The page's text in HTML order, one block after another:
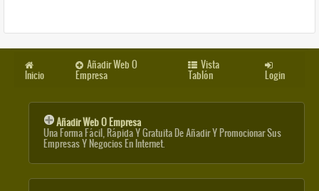
Inicio
Añadir Web O
Empresa
Vista
Tablón Login
Añadir Web O Empresa
Una Forma Fácil, Rápida Y Gratuita De Añadir Y Promocionar Sus
Empresas Y Negocios En Internet.